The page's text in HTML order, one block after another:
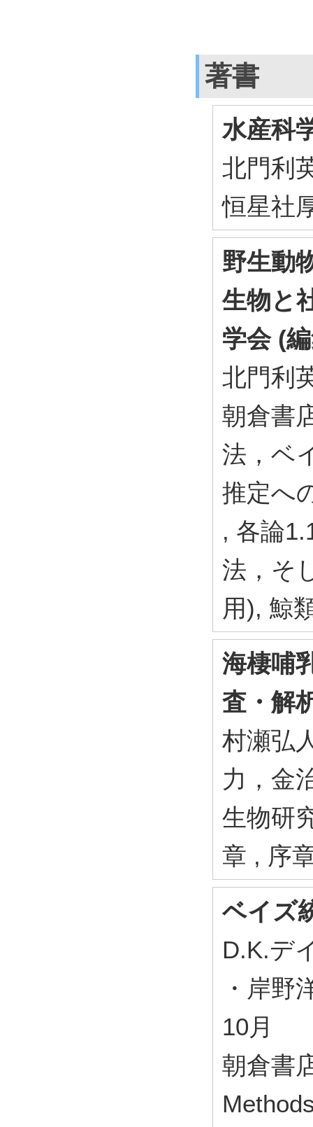
著書
水産科
北門利
恒星社
野生動
生物と
学会 (
北門利
朝倉書
法，ベ
推定へ
, 各論
法，そ
用), 鯨
海棲哺
査・解
村瀬弘
力，金
生物研
章 , 序
ベイズ
D.K.デ
・岸野
10月
朝倉書